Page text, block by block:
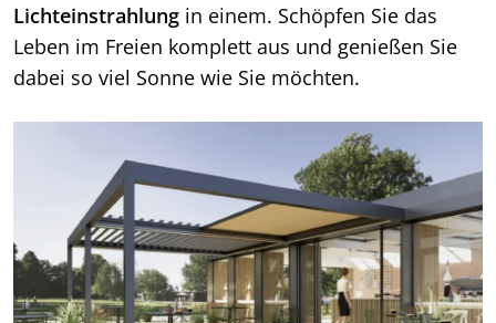
Lichteinstrahlung in einem. Schöpfen Sie das
Leben im Freien komplett aus und genießen Sie
dabei so viel Sonne wie Sie möchten.